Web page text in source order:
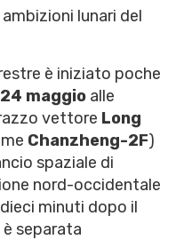
lunari del
è iniziato poche
24 maggio alle
vettore Long
Chanzheng-2F)
spaziale di
nord-occidentale
minuti dopo il
è separata